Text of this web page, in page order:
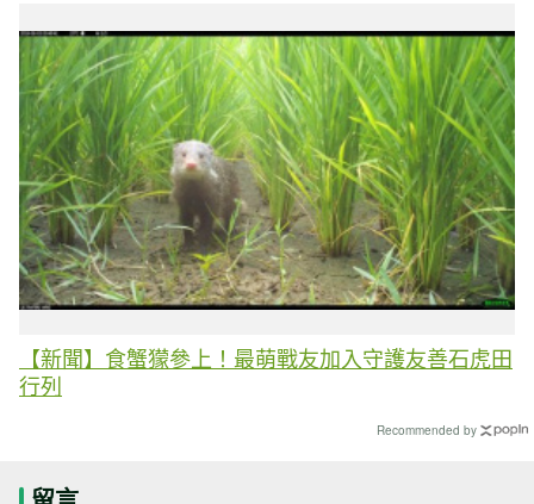
【新聞】食蟹獴參上！最萌戰友加入守護友善石虎田
行列
Recommended by